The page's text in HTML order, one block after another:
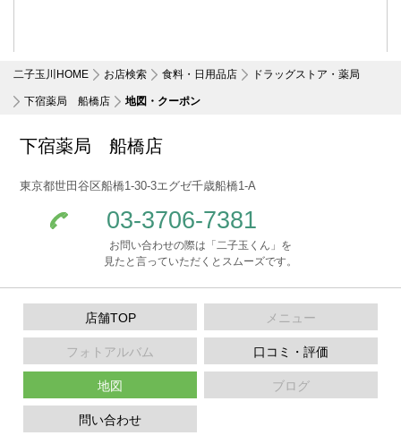
二子玉川HOME お店検索 食料・日用品店 ドラッグストア・薬局
下宿薬局 船橋店 地図・クーポン
下宿薬局 船橋店
東京都世田谷区船橋1-30-3エグゼ千歳船橋1-A
03-3706-7381
お問い合わせの際は「二子玉くん」を
見たと言っていただくとスムーズです。
店舗TOP メニュー
フォトアルバム 口コミ・評価
地図 ブログ
問い合わせ